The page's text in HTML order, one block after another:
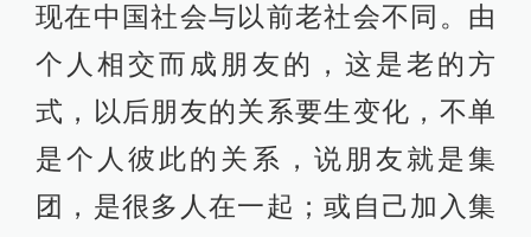
现在中国社会与以前老社会不同。由
个人相交而成朋友的，这是老的方
式，以后朋友的关系要生变化，不单
是个人彼此的关系，说朋友就是集
团，是很多人在一起；或自己加入集